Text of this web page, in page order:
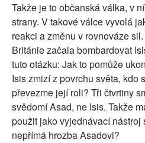
Takže je to občanská válka, v
strany. V takové válce vyvolá
reakci a změnu v rovnováze
Británie začala bombardovat
tuto otázku: Jak to pomůže
Isis zmizí z povrchu světa, kdo
převezme její roli? Tři čtvrtiny
svědomí Asad, ne Isis. Takže
použit jako vyjednávací
nepřímá hrozba Asadovi?